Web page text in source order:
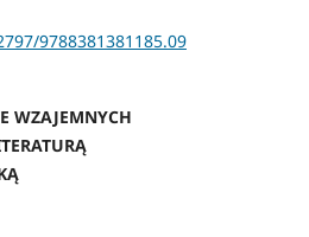
9788381381185.09
WZAJEMNYCH